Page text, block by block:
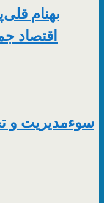
بهنام
اقتصاد
سوء‌مدیریت و